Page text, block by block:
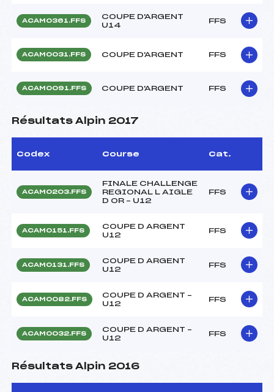
ACAM0361.FFS
COUPE D'ARGENT
U14
FFS
ACAM0031.FFS COUPE D'ARGENT FFS
ACAM0091.FFS COUPE D'ARGENT FFS
Résultats Alpin 2017
Codex Course Cat.
ACAM0203.FFS
FINALE CHALLENGE
REGIONAL L AIGLE
D OR – U12
FFS
ACAM0151.FFS
COUPE D ARGENT
U12
FFS
ACAM0131.FFS
COUPE D ARGENT
U12
FFS
ACAM0082.FFS
COUPE D ARGENT –
U12
FFS
ACAM0032.FFS
COUPE D ARGENT –
U12
FFS
Résultats Alpin 2016